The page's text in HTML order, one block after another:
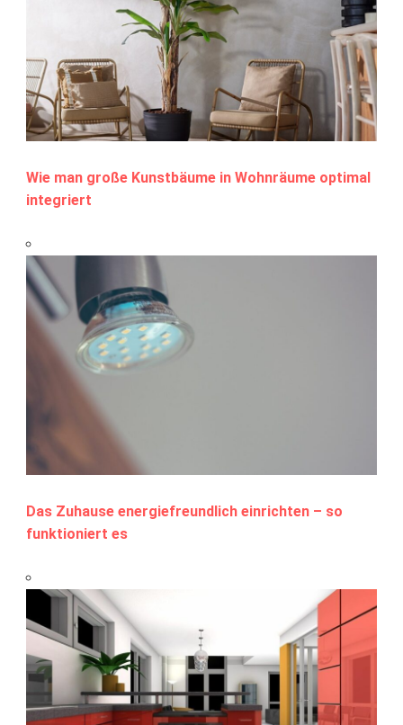
Wie man große Kunstbäume in Wohnräume optimal
integriert
Das Zuhause energiefreundlich einrichten – so
funktioniert es